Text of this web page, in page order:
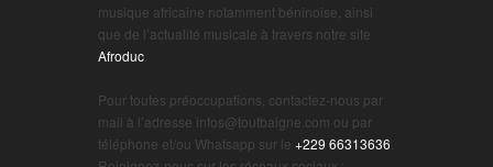
musique africaine notamment béninoise, ainsi
que de l’actualité musicale à travers notre site
Afroduc
Pour toutes préoccupations, contactez-nous par
mail à l’adresse infos@toutbaigne.com ou par
téléphone et/ou Whatsapp sur le +229 66313636